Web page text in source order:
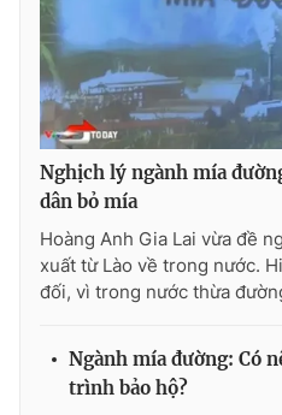
VTV Money
VTV Sức khoẻ
Thị trường 24h
VTV4
Liên hệ tòa soạn
Nghịch lý ngành mía
dân bỏ mía
Hoàng Anh Gia Lai vừa đề
xuất từ Lào về trong nước.
đối, vì trong nước thừa
Ngành mía đường: Có
trình bảo hộ?